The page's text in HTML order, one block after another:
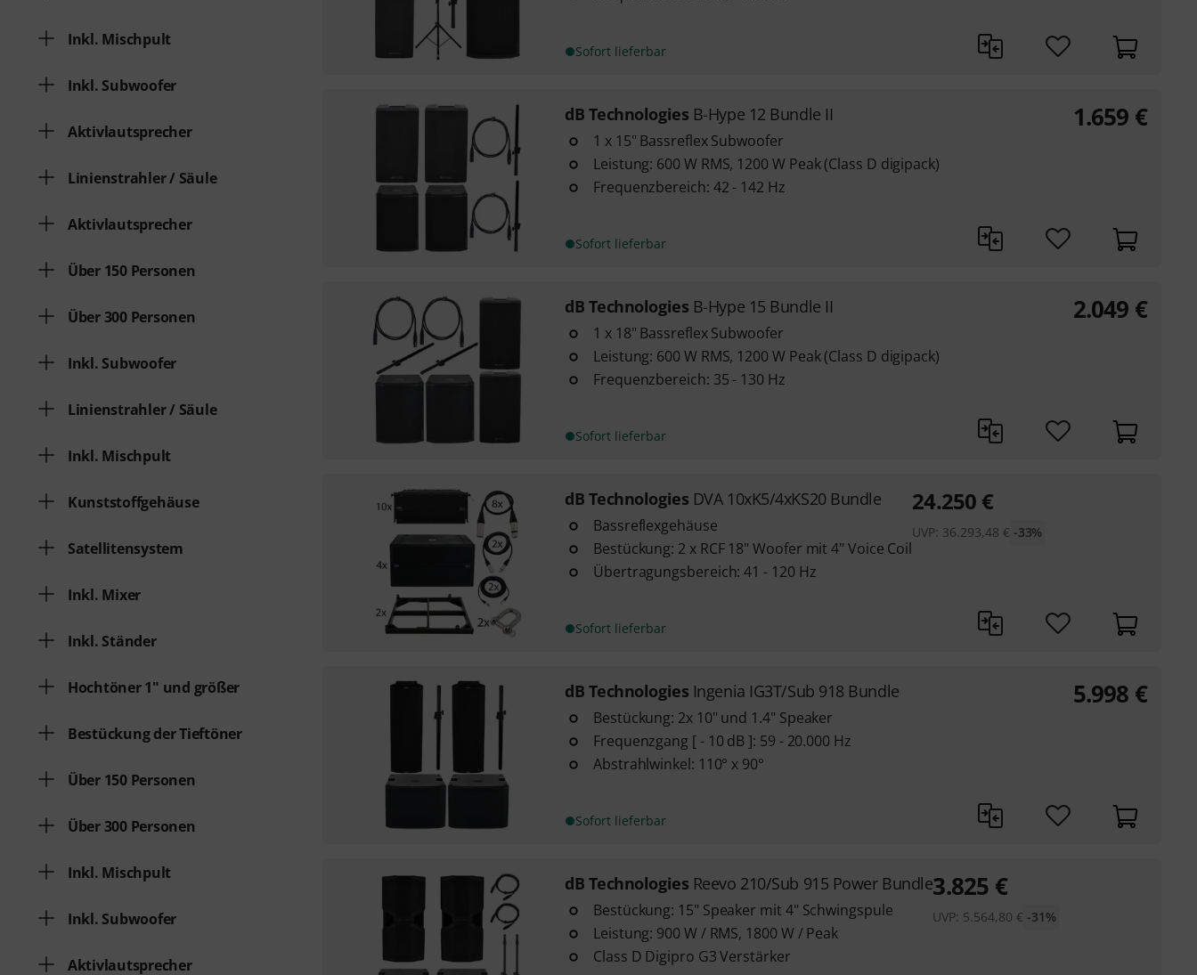
Inkl. Mischpult
Inkl. Subwoofer
Aktivlautsprecher
Linienstrahler / Säule
Aktivlautsprecher
Über 150 Personen
Über 300 Personen
Inkl. Subwoofer
Linienstrahler / Säule
Inkl. Mischpult
Kunststoffgehäuse
Satellitensystem
Inkl. Mixer
Inkl. Ständer
Hochtöner 1" und größer
Bestückung der Tieftöner
Über 150 Personen
Über 300 Personen
Inkl. Mischpult
Inkl. Subwoofer
Aktivlautsprecher
Sofort lieferbar
dB Technologies B-Hype 12 Bundle II
1 x 15" Bassreflex Subwoofer
Leistung: 600 W RMS, 1200 W Peak (Class D digipack)
Frequenzbereich: 42 - 142 Hz
Sofort lieferbar
1.659 €
dB Technologies B-Hype 15 Bundle II
1 x 18" Bassreflex Subwoofer
Leistung: 600 W RMS, 1200 W Peak (Class D digipack)
Frequenzbereich: 35 - 130 Hz
Sofort lieferbar
2.049 €
dB Technologies DVA 10xK5/4xKS20 Bundle
Bassreflexgehäuse
Bestückung: 2 x RCF 18" Woofer mit 4" Voice Coil
Übertragungsbereich: 41 - 120 Hz
Sofort lieferbar
24.250 €
UVP: 36.293,48 € -33%
dB Technologies Ingenia IG3T/Sub 918 Bundle
Bestückung: 2x 10" und 1.4" Speaker
Frequenzgang [ - 10 dB ]: 59 - 20.000 Hz
Abstrahlwinkel: 110° x 90°
Sofort lieferbar
5.998 €
dB Technologies Reevo 210/Sub 915 Power Bundle
Bestückung: 15" Speaker mit 4" Schwingspule
Leistung: 900 W / RMS, 1800 W / Peak
Class D Digipro G3 Verstärker
3.825 €
UVP: 5.564,80 € -31%